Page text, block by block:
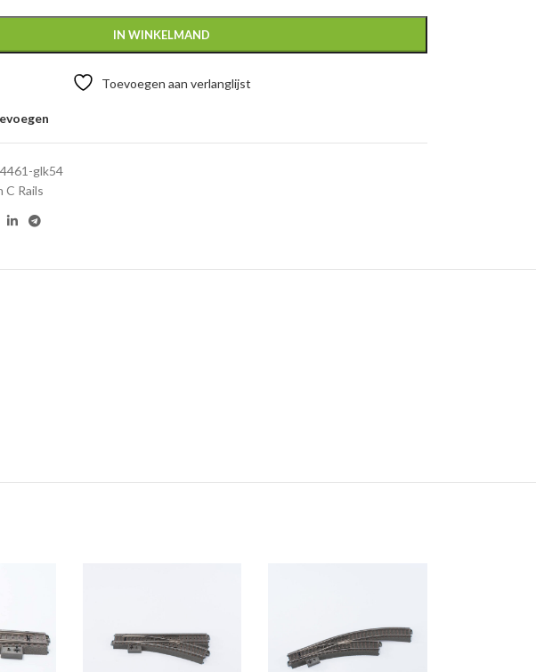
IN WINKELMAND
Toevoegen aan verlanglijst
glk54
C Rails